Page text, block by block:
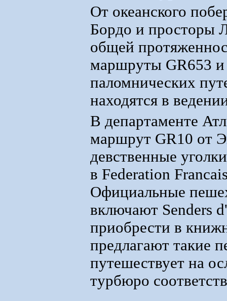
От океанского
Бордо и просторы
общей
маршруты GR653 и
паломнических
находятся в
В департаменте
маршрут GR10 от
девственные
в Federation
Официальные
включают Senders
приобрести в
предлагают такие
путешествует на
турбюро